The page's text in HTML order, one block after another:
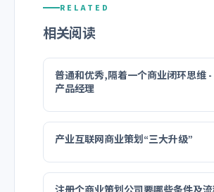
RELATED
相关阅读
普通和优秀,隔着一个商业闭环思维
产品经理
产业互联网商业策划“三大升级”